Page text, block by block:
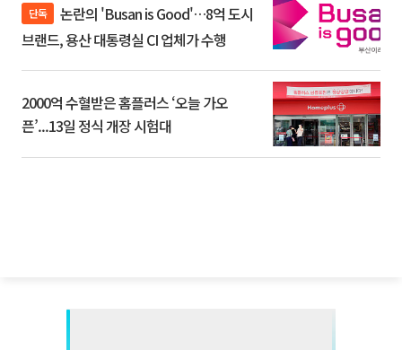
단독
브랜드, 용산 대통령실 CI 업체가 수행
2000억 수혈받은 홈플러스 ‘오늘 가오
픈’...13일 정식 개장 시험대